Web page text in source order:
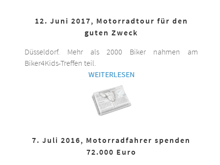
12. Juni 2017, Motorradtour für den
guten Zweck
Düsseldorf. Mehr als 2000 Biker nahmen am
Biker4Kids-Treffen teil.
WEITERLESEN
7. Juli 2016, Motorradfahrer spenden
72.000 Euro